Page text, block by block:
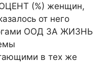
(%) женщин,
от него
ООД ЗА ЖИЗНЬ
в тех же